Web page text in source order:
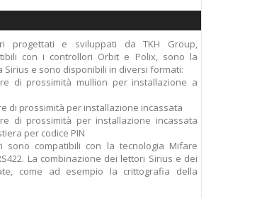
progettati e sviluppati da TKH Group,
con i controllori Orbit e Polix, sono la
Sirius e sono disponibili in diversi formati:
di prossimità mullion per installazione a
di prossimità per installazione incassata
di prossimità per installazione incassata
per codice PIN
sono compatibili con la tecnologia Mifare
La combinazione dei lettori Sirius e dei
come ad esempio la crittografia della